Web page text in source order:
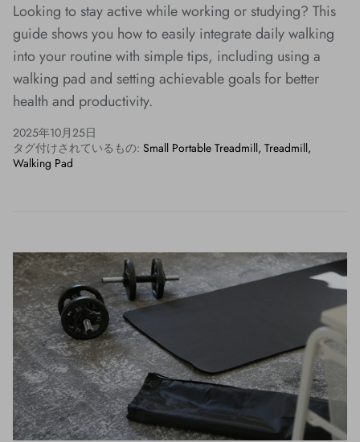
Looking to stay active while working or studying? This
guide shows you how to easily integrate daily walking
into your routine with simple tips, including using a
walking pad and setting achievable goals for better
health and productivity.
2025年10月25日
タグ付けされているもの: Small Portable Treadmill Treadmill
Walking Pad